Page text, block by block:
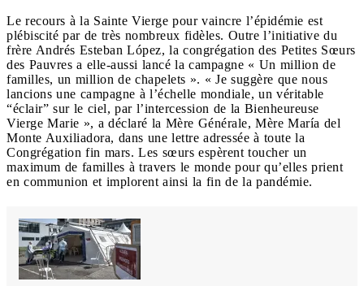
Le recours à la Sainte Vierge pour vaincre l’épidémie est
plébiscité par de très nombreux fidèles. Outre l’initiative du
frère Andrés Esteban López, la congrégation des Petites Sœurs
des Pauvres a elle-aussi lancé la campagne « Un million de
familles, un million de chapelets ». « Je suggère que nous
lancions une campagne à l’échelle mondiale, un véritable
“éclair” sur le ciel, par l’intercession de la Bienheureuse
Vierge Marie », a déclaré la Mère Générale, Mère María del
Monte Auxiliadora, dans une lettre adressée à toute la
Congrégation fin mars. Les sœurs espèrent toucher un
maximum de familles à travers le monde pour qu’elles prient
en communion et implorent ainsi la fin de la pandémie.